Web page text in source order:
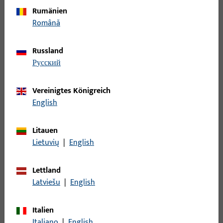
Doppelzylinder
Erhältlich als Standardzylinder, mit Sonderprofilen
Rumänien
Română
Russland
русский
Vereinigtes Königreich
English
Litauen
Lietuvių | English
Lettland
Latviešu | English
Italien